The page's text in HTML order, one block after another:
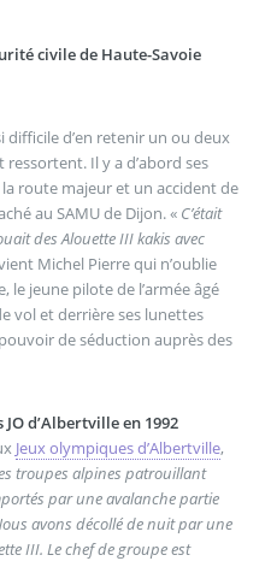
civile de Haute-Savoie
difficile d’en retenir un ou deux
Il y a d’abord ses
route majeur et un accident de
au SAMU de Dijon. « C’était
des Alouette III kakis avec
Michel Pierre qui n’oublie
le jeune pilote de l’armée âgé
vol et derrière ses lunettes
de séduction auprès des
d’Albertville en 1992
Jeux olympiques d’Albertville,
troupes alpines patrouillant
par une avalanche partie
avons décollé de nuit par une
III. Le chef de groupe est